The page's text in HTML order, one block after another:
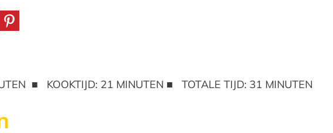
■ KOOKTIJD: 21 MINUTEN ■ TOTALE TIJD: 31 MINUTEN